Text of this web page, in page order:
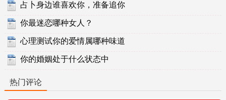
占卜身边谁喜欢你，准备追你
你最迷恋哪种女人？
心理测试你的爱情属哪种味道
你的婚姻处于什么状态中
热门评论